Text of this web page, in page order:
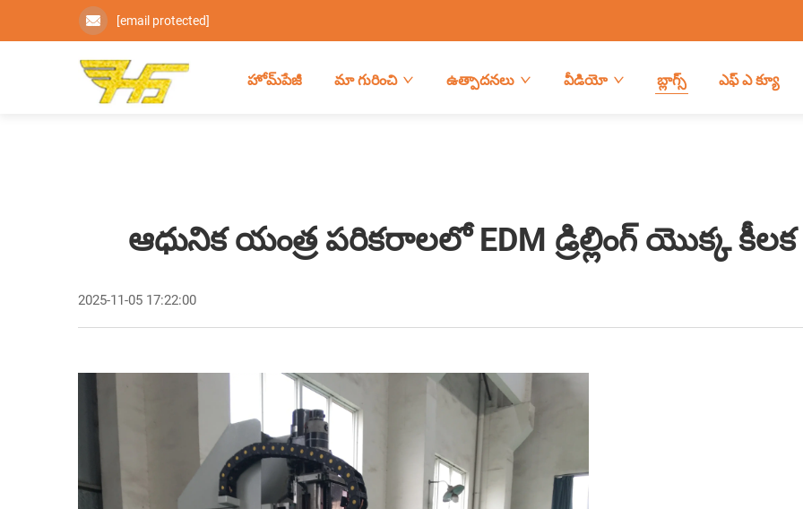
[email protected]
హోమ్‌పేజీ మా గురించి ఉత్పాదనలు వీడియో బ్లాగ్స్ ఎఫ్ ఎ క్యూ
ఆధునిక యంత్ర పరికరాలలో EDM డ్రిల్లింగ్ యొక్క
2025-11-05 17:22:00